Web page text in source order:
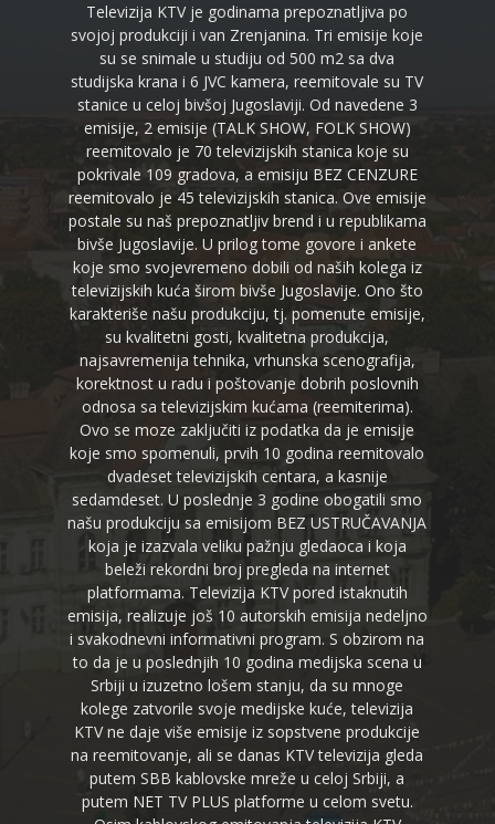
Televizija KTV je godinama prepoznatljiva po
svojoj produkciji i van Zrenjanina. Tri emisije koje
su se snimale u studiju od 500 m2 sa dva
studijska krana i 6 JVC kamera, reemitovale su TV
stanice u celoj bivšoj Jugoslaviji. Od navedene 3
emisije, 2 emisije (TALK SHOW, FOLK SHOW)
reemitovalo je 70 televizijskih stanica koje su
pokrivale 109 gradova, a emisiju BEZ CENZURE
reemitovalo je 45 televizijskih stanica. Ove emisije
postale su naš prepoznatljiv brend i u republikama
bivše Jugoslavije. U prilog tome govore i ankete
koje smo svojevremeno dobili od naših kolega iz
televizijskih kuća širom bivše Jugoslavije. Ono što
karakteriše našu produkciju, tj. pomenute emisije,
su kvalitetni gosti, kvalitetna produkcija,
najsavremenija tehnika, vrhunska scenografija,
korektnost u radu i poštovanje dobrih poslovnih
odnosa sa televizijskim kućama (reemiterima).
Ovo se moze zaključiti iz podatka da je emisije
koje smo spomenuli, prvih 10 godina reemitovalo
dvadeset televizijskih centara, a kasnije
sedamdeset. U poslednje 3 godine obogatili smo
našu produkciju sa emisijom BEZ USTRUČAVANJA
koja je izazvala veliku pažnju gledaoca i koja
beleži rekordni broj pregleda na internet
platformama. Televizija KTV pored istaknutih
emisija, realizuje još 10 autorskih emisija nedeljno
i svakodnevni informativni program. S obzirom na
to da je u poslednjih 10 godina medijska scena u
Srbiji u izuzetno lošem stanju, da su mnoge
kolege zatvorile svoje medijske kuće, televizija
KTV ne daje više emisije iz sopstvene produkcije
na reemitovanje, ali se danas KTV televizija gleda
putem SBB kablovske mreže u celoj Srbiji, a
putem NET TV PLUS platforme u celom svetu.